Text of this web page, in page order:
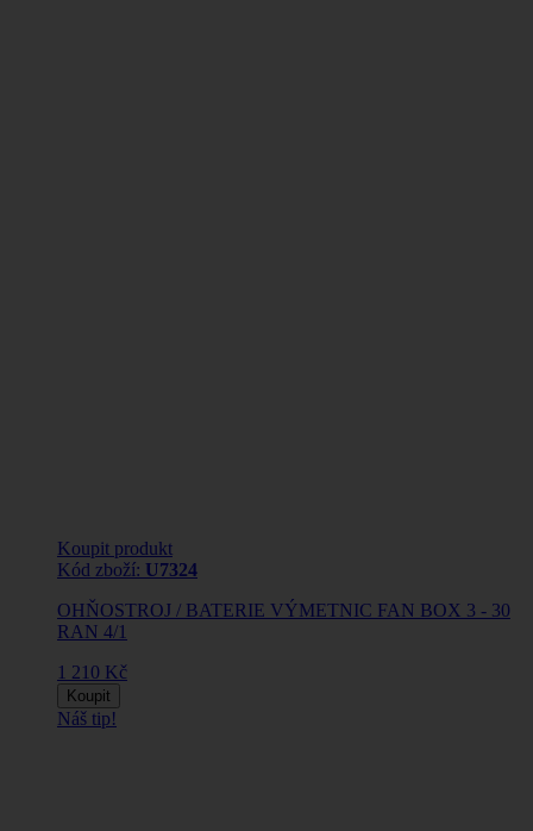
Koupit produkt
Kód zboží: U7324
OHŇOSTROJ / BATERIE VÝMETNIC FAN BOX 3 - 30
RAN 4/1
1 210 Kč
Koupit
Náš tip!